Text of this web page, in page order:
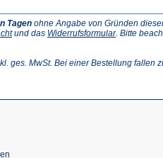
Tagen ohne Angabe von Gründen
(Öffnet
neuen
und das Widerrufsformular(Öffnet
neuen
. Bitte
ges. MwSt. Bei einer Bestellung fallen